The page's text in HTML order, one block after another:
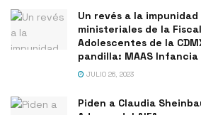
Un revés a la
ministeriales de la
Adolescentes de la
pandilla: MAAS Infancia
JULIO 26, 2023
Piden a Claudia